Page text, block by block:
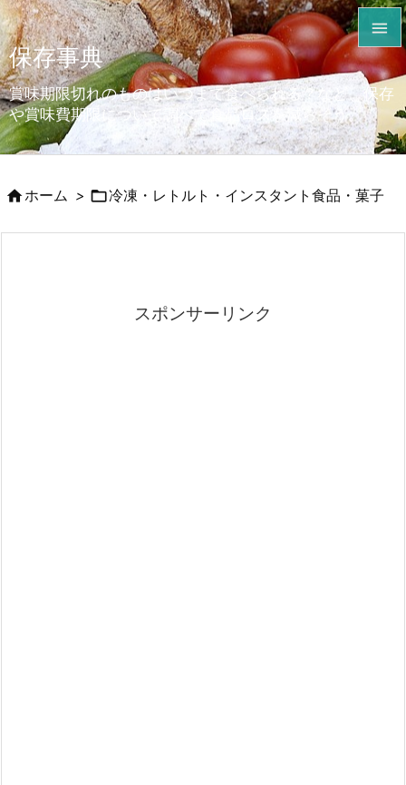
保存事典
賞味期限切れのものはいつまで食べられる？など、保存
や賞味費期限について調べて食品ロスを減らそう。


メニュ

サイド
前へ
ホーム > 冷凍・レトルト・インスタント食品・菓子
スポンサーリンク